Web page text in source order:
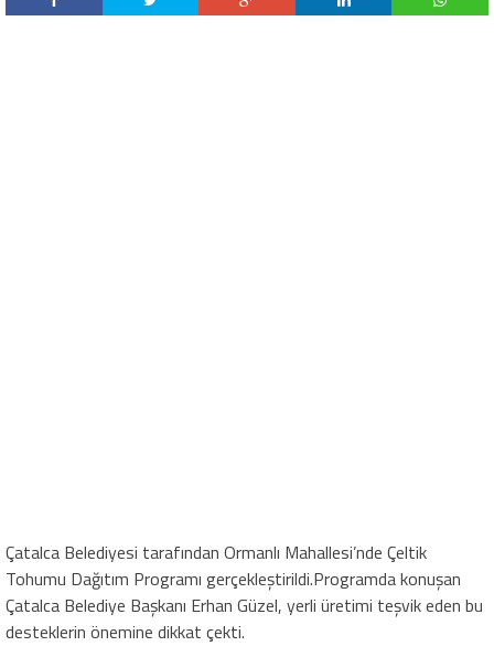
Çatalca Belediyesi tarafından Ormanlı Mahallesi’nde Çeltik
Tohumu Dağıtım Programı gerçekleştirildi.Programda konuşan
Çatalca Belediye Başkanı Erhan Güzel, yerli üretimi teşvik eden bu
desteklerin önemine dikkat çekti.